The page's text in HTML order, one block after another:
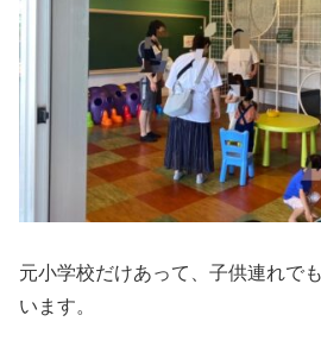
元小学校だけあって、子供連れで
います。